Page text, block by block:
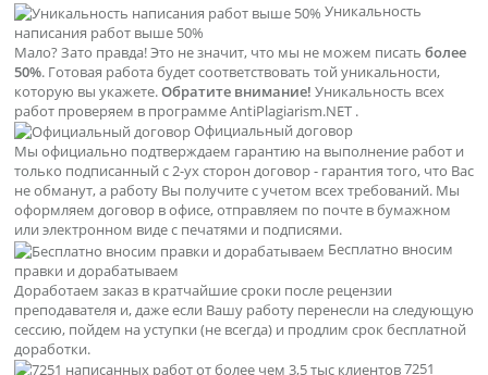
Уникальность
написания работ выше 50%
Мало? Зато правда! Это не значит, что мы не можем писать более
50%. Готовая работа будет соответствовать той уникальности,
которую вы укажете.Обратите внимание! Уникальность всех
работ проверяем в программе AntiPlagiarism.NET .
Официальный договор
Мы официально подтверждаем гарантию на выполнение работ и
только подписанный с 2-ух сторон договор - гарантия того, что Вас
не обманут, а работу Вы получите с учетом всех требований. Мы
оформляем договор в офисе, отправляем по почте в бумажном
или электронном виде с печатями и подписями.
Бесплатно вносим
правки и дорабатываем
Доработаем заказ в кратчайшие сроки после рецензии
преподавателя и, даже если Вашу работу перенесли на следующую
сессию, пойдем на уступки (не всегда) и продлим срок бесплатной
доработки.
7251